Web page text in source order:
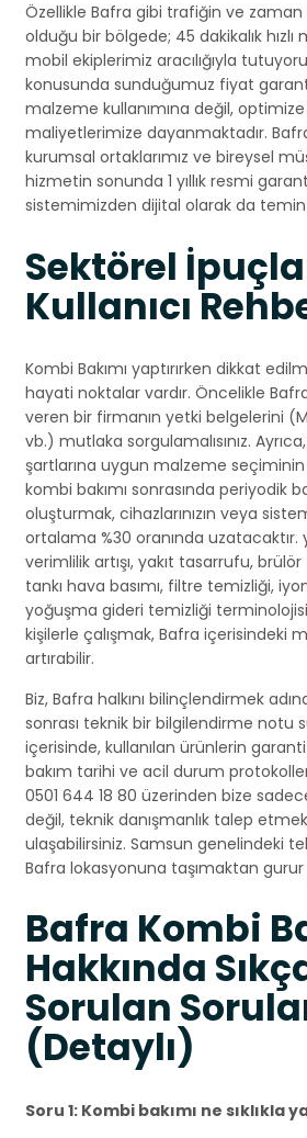
Özellikle Bafra gibi trafiğin ve zaman
olduğu bir bölgede; 45 dakikalık
mobil ekiplerimiz aracılığıyla
konusunda sunduğumuz fiyat
malzeme kullanımına değil,
maliyetlerimize dayanmaktadır.
kurumsal ortaklarımız ve bireysel
hizmetin sonunda 1 yıllık resmi
sistemimizden dijital olarak da temin
Sektörel
Kullanıcı
Kombi Bakımı yaptırırken dikkat
hayati noktalar vardır. Öncelikle
veren bir firmanın yetki belgelerini
vb.) mutlaka sorgulamalısınız.
şartlarına uygun malzeme
kombi bakımı sonrasında periyodik
oluşturmak, cihazlarınızın veya
ortalama %30 oranında uzatacaktır.
verimlilik artışı, yakıt tasarrufu,
tankı hava basımı, filtre temizliği,
yoğuşma gideri temizliği
kişilerle çalışmak, Bafra içerisindeki
artırabilir.
Biz, Bafra halkını bilinçlendirmek
sonrası teknik bir bilgilendirme notu
içerisinde, kullanılan ürünlerin
bakım tarihi ve acil durum
0501 644 18 80 üzerinden bize
değil, teknik danışmanlık talep
ulaşabilirsiniz. Samsun genelindeki
Bafra lokasyonuna taşımaktan
Bafra Kombi
Hakkında
Sorulan
(Detaylı)
Soru 1: Kombi bakımı ne sıklıkla